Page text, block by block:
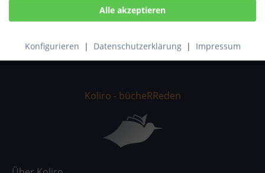
Konfigurieren | Datenschutzerklärung | Impressum
Bewertungen
0
Bewertungen lesen, schreiben und diskutieren...mehr
Koliro - bücheRReden